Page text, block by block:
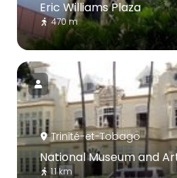
Eric Williams Plaza
470 m
Trinité-et-Tobago
National Museum and
1.1 km